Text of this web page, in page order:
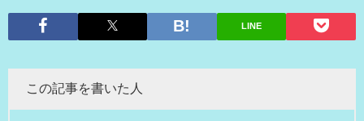
LINE
この記事を書いた人